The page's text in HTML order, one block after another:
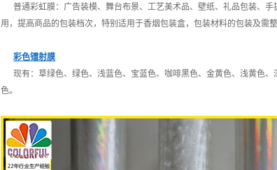
普通彩虹膜：广告装模、舞台布景、工艺美术品、壁纸、礼品包装、手
用，提高商品的包装档次，特别适用于香烟包装盒，包装材料的包装及需
彩色镭射膜
现有：草绿色、绿色、浅蓝色、宝蓝色、咖啡黑色、金黄色、浅黄色、
色。